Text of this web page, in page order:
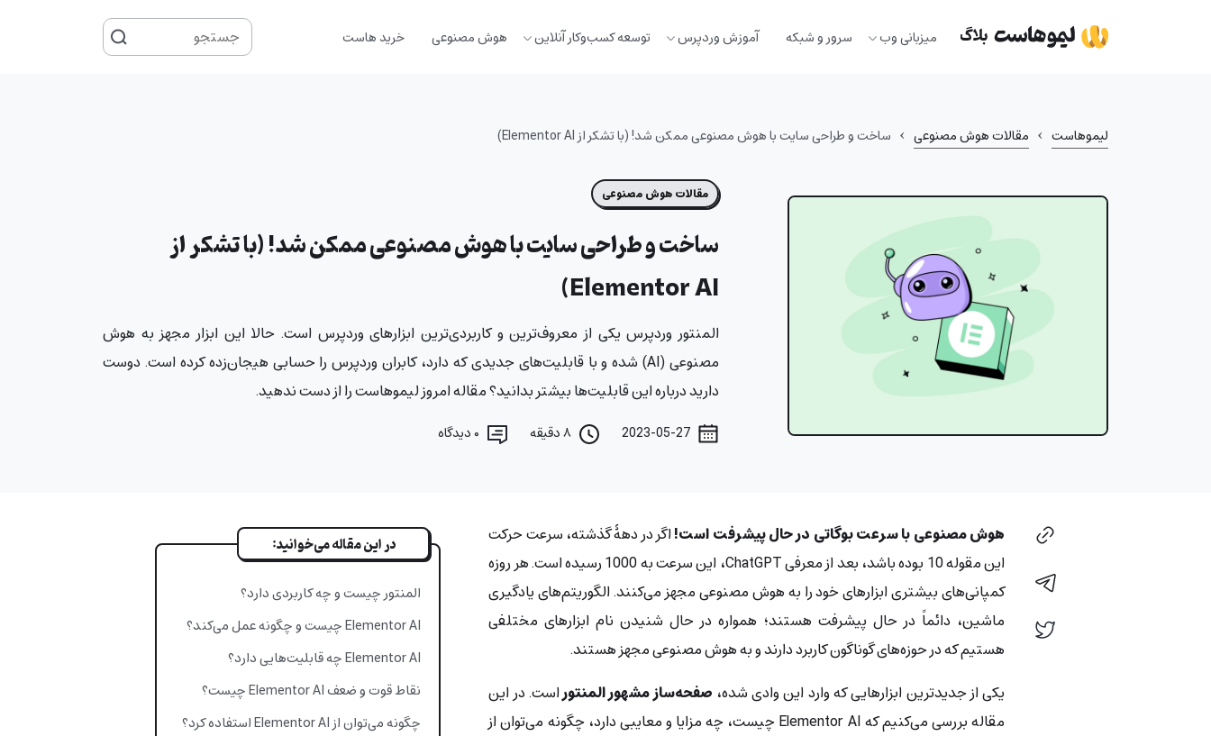
میزبانی وب سرور و شبکه آموزش وردپرس توسعه کسب‌وکار آنلاین هوش مصنوعی خرید هاست
جستجو
برای
لیموهاست › مقالات هوش مصنوعی › ساخت و طراحی سایت با هوش مصنوعی ممکن شد! (با تشکر از Elementor AI)
مقالات هوش مصنوعی
ساخت و طراحی سایت با هوش مصنوعی ممکن شد! (با تشکر از
Elementor AI)
المنتور وردپرس یکی از معروف‌ترین و کاربردی‌ترین ابزارهای وردپرس است. حالا این ابزار مجهز به هوش
مصنوعی (AI) شده و با قابلیت‌های جدیدی که دارد، کابران وردپرس را حسابی هیجان‌زده کرده است. دوست
دارید درباره این قابلیت‌ها بیشتر بدانید؟ مقاله امروز لیموهاست را از دست ندهید.
دیدگاه
هوش مصنوعی با سرعت بوگاتی در حال پیشرفت است!اگر در دهۀ گذشته، سرعت حرکت
این مقوله 10 بوده باشد، بعد از معرفی ChatGPT، این سرعت به 1000 رسیده است. هر روزه
کمپانی‌های بیشتری ابزارهای خود را به هوش مصنوعی مجهز می‌کنند. الگوریتم‌های یادگیری
ماشین، دائماً در حال پیشرفت هستند؛ همواره در حال شنیدن نام ابزارهای مختلفی
هستیم که در حوزه‌های گوناگون کاربرد دارند و به هوش مصنوعی مجهز هستند.
یکی از جدید‌ترین ابزارهایی که وارد این وادی شده، صفحه‌ساز مشهور المنتوراست. در این
مقاله بررسی می‌کنیم که Elementor AI چیست، چه مزایا و معایبی دارد، چگونه می‌توان از
در این مقاله می‌خوانید:
المنتور چیست و چه کاربردی دارد؟
Elementor AI چیست و چگونه عمل می‌کند؟
Elementor AI چه قابلیت‌هایی دارد؟
نقاط قوت و ضعف Elementor AI چیست؟
چگونه می‌توان از Elementor AI استفاده کرد؟